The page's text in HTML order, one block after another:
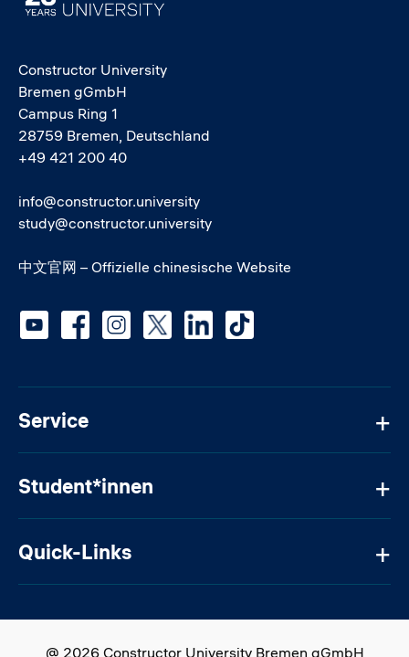
Constructor University
Bremen gGmbH
Campus Ring 1
28759 Bremen, Deutschland
+49 421 200 40
info@constructor.university
study@constructor.university
中文官网 – Offizielle chinesische Website
Service
Student*innen
Quick-Links
Social media
@ 2026 Constructor University Bremen gGmbH